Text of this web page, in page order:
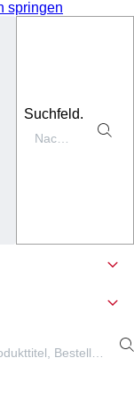
springen
Suchfeld.